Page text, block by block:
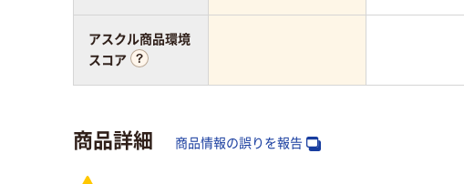
アスクル商品環境
スコア
商品詳細 商品情報の誤りを報告